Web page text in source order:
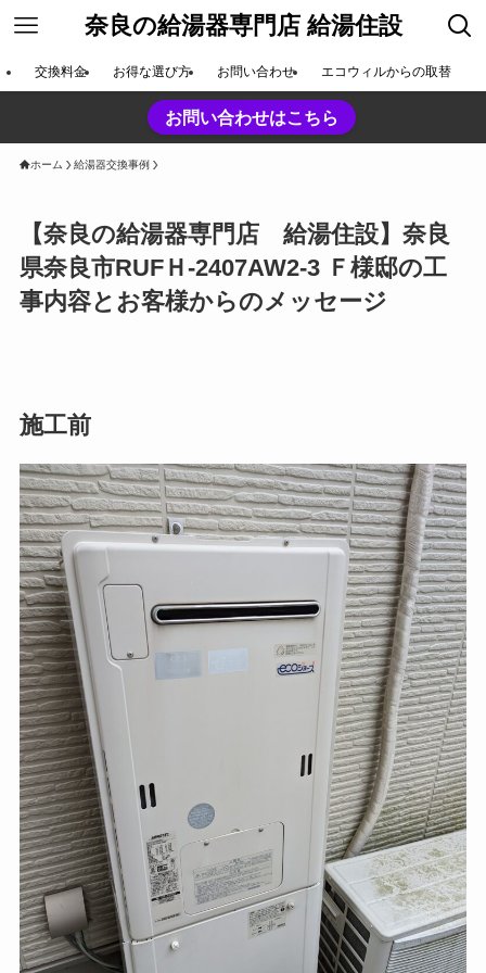
奈良の給湯器専門店 給湯住設
交換料金 お得な選び方 お問い合わせ エコウィルからの取替
お問い合わせはこちら
ホーム 給湯器交換事例
【奈良の給湯器専門店 給湯住設】奈良
県奈良市RUFＨ-2407AW2-3 Ｆ様邸の工
事内容とお客様からのメッセージ
施工前